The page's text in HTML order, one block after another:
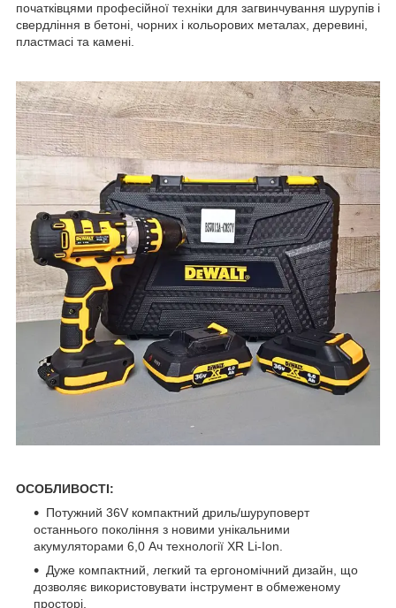
початківцями професійної техніки для загвинчування шурупів і
свердління в бетоні, чорних і кольорових металах, деревині,
пластмасі та камені.
ОСОБЛИВОСТІ:
Потужний 36V компактний дриль/шуруповерт
останнього покоління з новими унікальними
акумуляторами 6,0 Ач технології XR Li-Ion.
Дуже компактний, легкий та ергономічний дизайн, що
дозволяє використовувати інструмент в обмеженому
просторі.